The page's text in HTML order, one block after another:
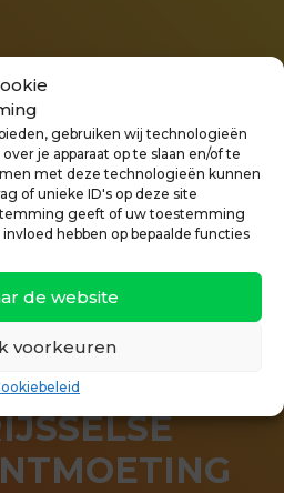
gebruiken wij technologieën
je apparaat op te slaan en/of te
met deze technologieën kunnen
of unieke ID's op deze site
geeft of uw toestemming
hebben op bepaalde functies
de website
voorkeuren